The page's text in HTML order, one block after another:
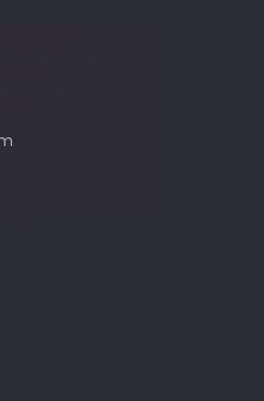
comprar
Si necesita